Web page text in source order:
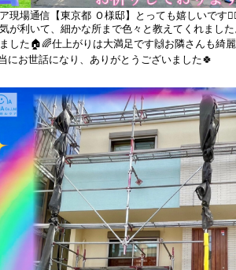
現場通信【東京都 Ｏ様邸】とっても嬉しいです
が利いて、細かな所まで色々と教えてくれまし
した🏠🌈仕上がりは大満足です🙌お隣さんも綺
にお世話になり、ありがとうございました🍀